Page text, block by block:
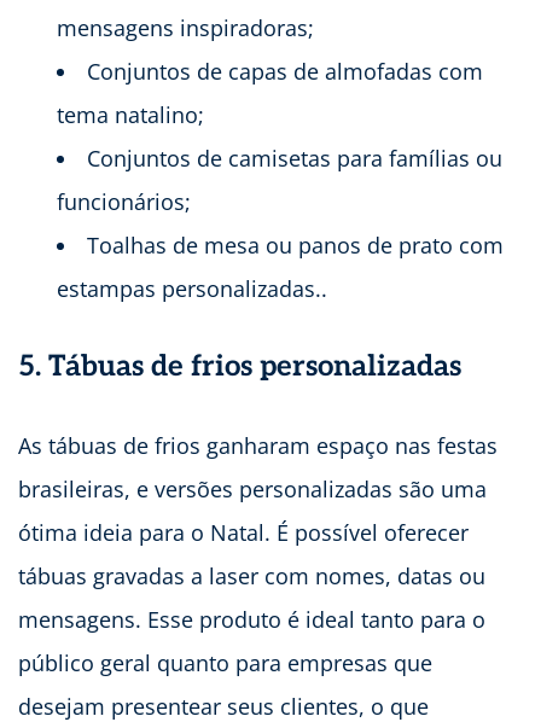
mensagens inspiradoras;
Conjuntos de capas de almofadas com
tema natalino;
Conjuntos de camisetas para famílias ou
funcionários;
Toalhas de mesa ou panos de prato com
estampas personalizadas..
5. Tábuas de frios personalizadas
As tábuas de frios ganharam espaço nas festas
brasileiras, e versões personalizadas são uma
ótima ideia para o Natal. É possível oferecer
tábuas gravadas a laser com nomes, datas ou
mensagens. Esse produto é ideal tanto para o
público geral quanto para empresas que
desejam presentear seus clientes, o que